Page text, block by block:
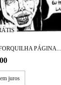
PÁGINA...
juros